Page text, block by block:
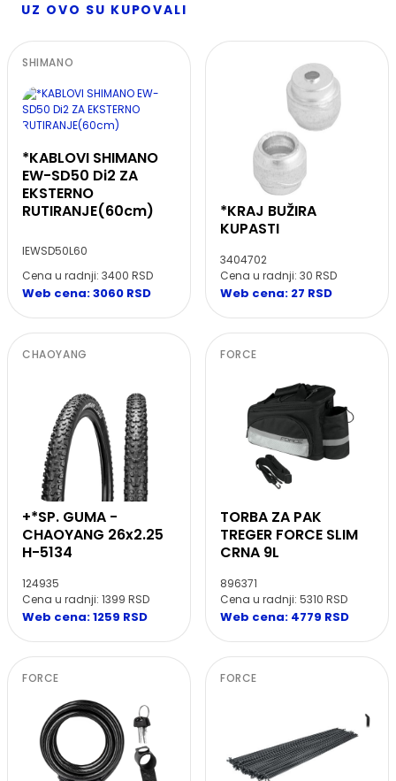
UZ OVO SU KUPOVALI
SHIMANO
*KABLOVI SHIMANO
EW-SD50 Di2 ZA
EKSTERNO
RUTIRANJE(60cm)
IEWSD50L60
Cena u radnji: 3400 RSD
Web cena: 3060 RSD
*KRAJ BUŽIRA
KUPASTI
3404702
Cena u radnji: 30 RSD
Web cena: 27 RSD
CHAOYANG
+*SP. GUMA -
CHAOYANG 26x2.25
H-5134
124935
Cena u radnji: 1399 RSD
Web cena: 1259 RSD
FORCE
TORBA ZA PAK
TREGER FORCE SLIM
CRNA 9L
896371
Cena u radnji: 5310 RSD
Web cena: 4779 RSD
FORCE FORCE